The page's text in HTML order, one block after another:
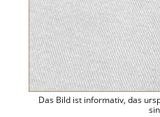
Das Bild ist informativ, das